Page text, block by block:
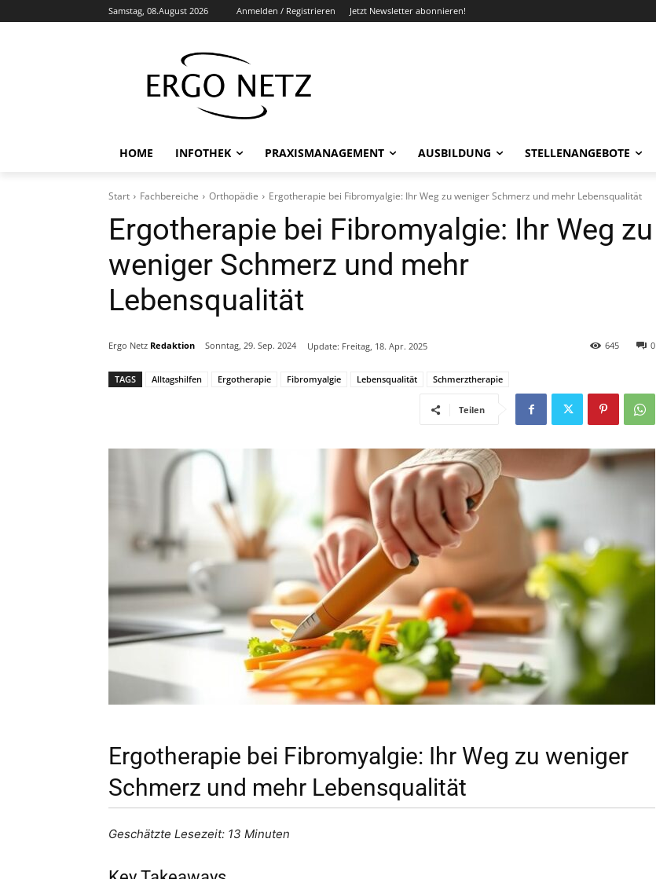
Samstag, 08.August 2026 Anmelden / Registrieren Jetzt Newsletter abonnieren!
HOME INFOTHEK PRAXISMANAGEMENT AUSBILDUNG STELLENANGEBOTE
Start Fachbereiche Orthopädie Ergotherapie bei Fibromyalgie: Ihr Weg zu weniger Schmerz und mehr Lebensqualität
Ergotherapie bei Fibromyalgie: Ihr Weg zu
weniger Schmerz und mehr
Lebensqualität
Ergo Netz Redaktion Sonntag, 29. Sep. 2024 Update: Freitag, 18. Apr. 2025 0
645
TAGS Alltagshilfen Ergotherapie Fibromyalgie Lebensqualität Schmerztherapie
Teilen
Ergotherapie bei Fibromyalgie: Ihr Weg zu weniger
Schmerz und mehr Lebensqualität
Geschätzte Lesezeit: 13 Minuten